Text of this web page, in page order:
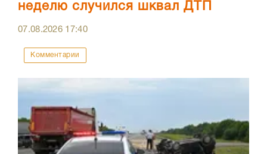
неделю случился шквал ДТП
07.08.2026 17:40
Комментарии